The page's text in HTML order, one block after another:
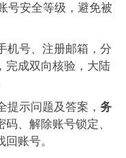
号安全等级，避免被
机号、注册邮箱，分
完成双向核验，大陆
提示问题及答案， 务
、解除账号锁定、
账号。